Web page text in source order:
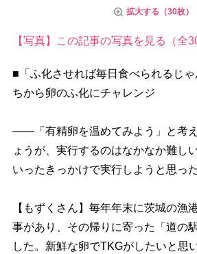
拡大する（30枚）
【写真】この記事の写真を見る（全
■「ふ化させれば毎日食べられるじ
ちから卵のふ化にチャレンジ
――「有精卵を温めてみよう」と考
ょうが、実行するのはなかなか難し
いったきっかけで実行しようと思っ
【もずくさん】毎年年末に茨城の漁
事があり、その帰りに寄った「道の
した。新鮮な卵でTKGがしたいと思